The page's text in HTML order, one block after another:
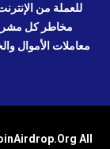
مخاطر كل
معاملات الأموال
All